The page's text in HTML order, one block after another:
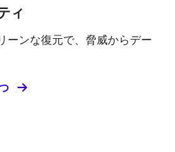
ィ
ーンな復元で、脅威からデー